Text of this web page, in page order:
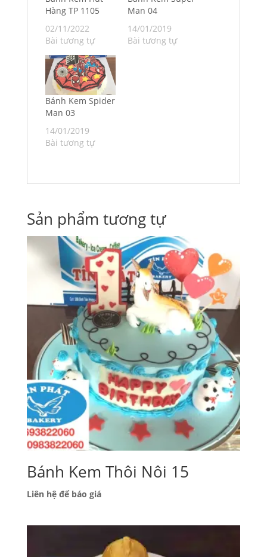
Hàng TP 1105
02/11/2022
Bài tương tự
Man 04
14/01/2019
Bài tương tự
Bánh Kem Spider
Man 03
14/01/2019
Bài tương tự
Sản phẩm tương tự
Bánh Kem Thôi Nôi 15
Liên hệ để báo giá